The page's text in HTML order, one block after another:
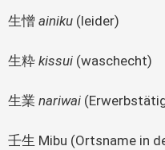
生憎 ainiku (leider)
生粋 kissui (waschecht)
生業 nariwai
壬生 Mibu (Ortsname in